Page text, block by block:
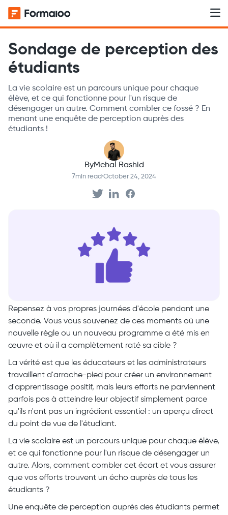
Sondage de perception des
étudiants
La vie scolaire est un parcours unique pour chaque
élève, et ce qui fonctionne pour l'un risque de
désengager un autre. Comment combler ce fossé ? En
menant une enquête de perception auprès des
étudiants !
ByMehal Rashid
7min read·October 24, 2024
Repensez à vos propres journées d'école pendant une
seconde. Vous vous souvenez de ces moments où une
nouvelle règle ou un nouveau programme a été mis en
œuvre et où il a complètement raté sa cible ?
La vérité est que les éducateurs et les administrateurs
travaillent d'arrache-pied pour créer un environnement
d'apprentissage positif, mais leurs efforts ne parviennent
parfois pas à atteindre leur objectif simplement parce
qu'ils n'ont pas un ingrédient essentiel : un aperçu direct
du point de vue de l'étudiant.
La vie scolaire est un parcours unique pour chaque élève,
et ce qui fonctionne pour l'un risque de désengager un
autre. Alors, comment combler cet écart et vous assurer
que vos efforts trouvent un écho auprès de tous les
étudiants ?
Une enquête de perception auprès des étudiants permet